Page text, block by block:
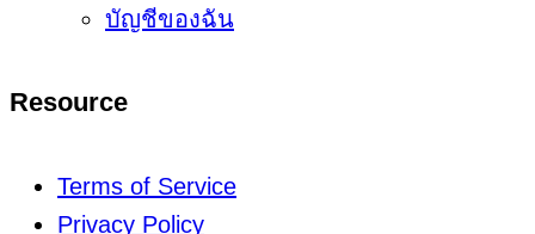
บัญชีของฉัน
Resource
Terms of Service
Privacy Policy